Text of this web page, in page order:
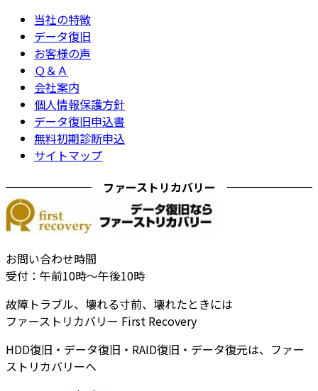
当社の特徴
データ復旧
お客様の声
Ｑ＆Ａ
会社案内
個人情報保護方針
データ復旧申込書
無料初期診断申込
サイトマップ
ファーストリカバリー
お問い合わせ時間
受付：午前10時～午後10時
故障トラブル、壊れる寸前、壊れたときには
ファーストリカバリー First Recovery
HDD復旧・データ復旧・RAID復旧・データ復元は、ファー
ストリカバリーへ